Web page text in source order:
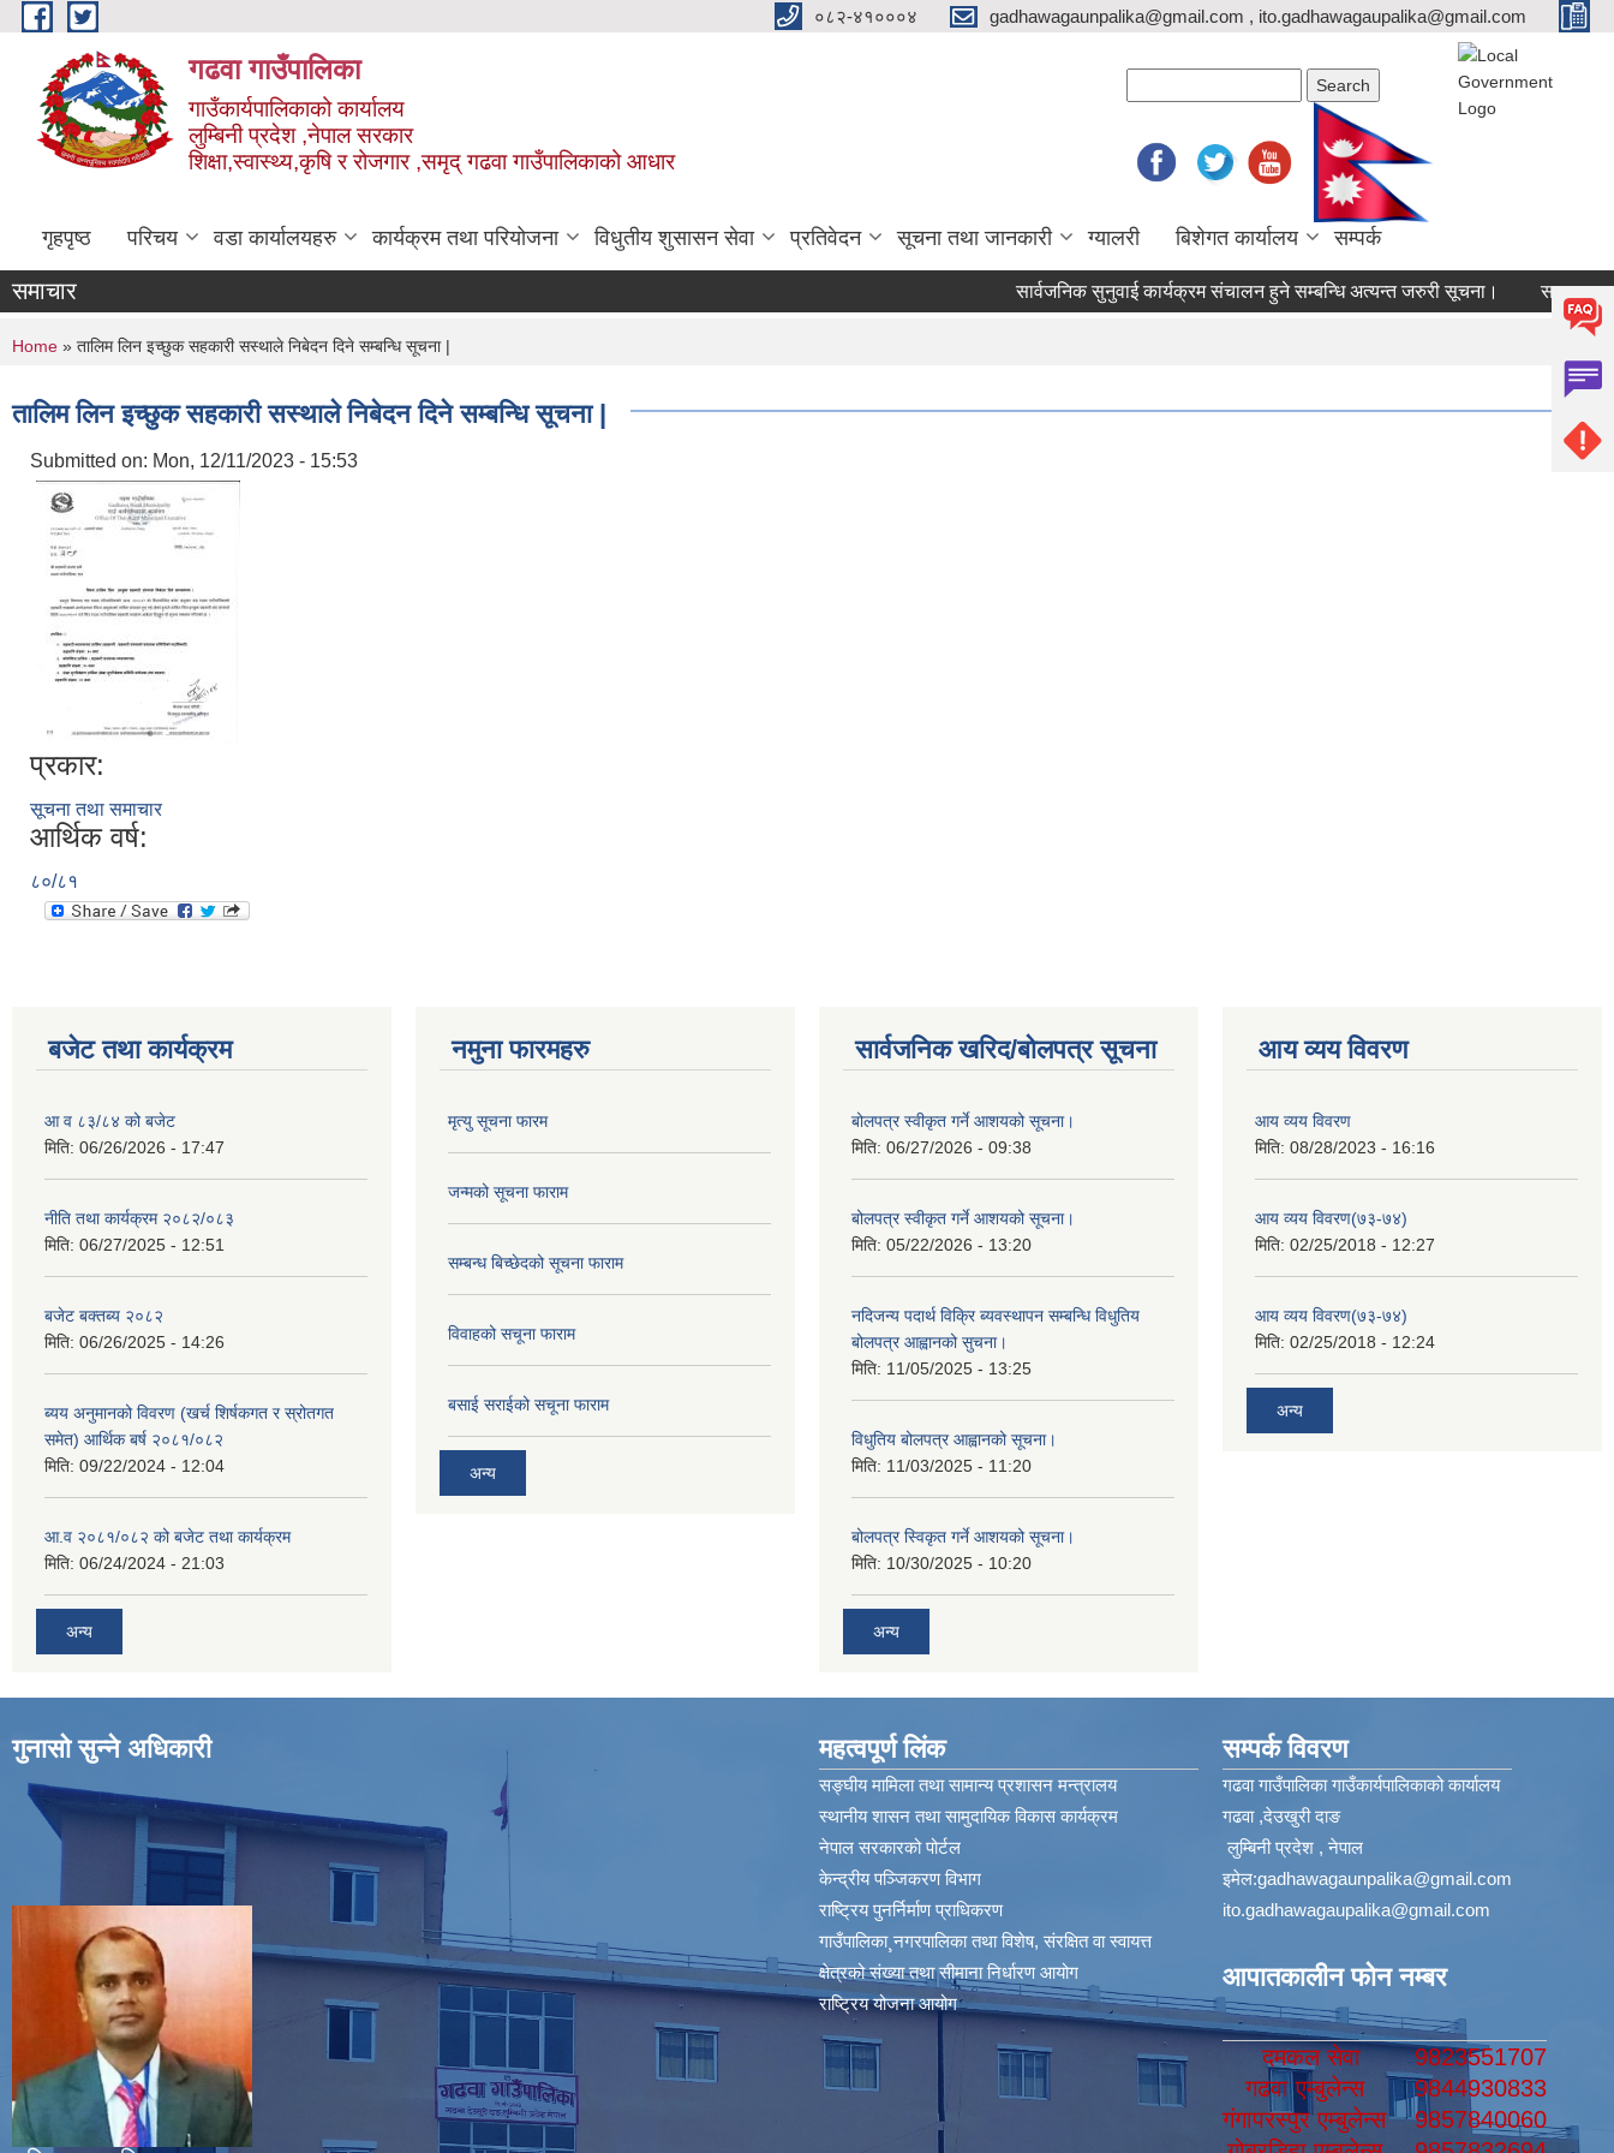
Skip to main content ०८२-४१०००४ gadhawagaunpalika@gmail.com , ito.gadhawagaupalika@gmail.com
गढवा गाउँपालिका
गाउँकार्यपालिकाको कार्यालय
लुम्बिनी प्रदेश ,नेपाल सरकार
शिक्षा,स्वास्थ्य,कृषि र रोजगार ,समृद् गढवा गाउँपालिकाको आधार
गृहपृष्ठ परिचय वडा कार्यालयहरु कार्यक्रम तथा परियोजना विधुतीय शुसासन सेवा प्रतिवेदन सूचना तथा जानकारी ग्यालरी बिशेगत कार्यालय सम्पर्क
समाचार सार्वजनिक सुनुवाई कार्यक्रम संचालन हुने सम्बन्धि अत्यन्त जरुरी सूचना। सटर भाडामा
You are here
Home » तालिम लिन इच्छुक सहकारी सस्थाले निबेदन दिने सम्बन्धि सूचना |
तालिम लिन इच्छुक सहकारी सस्थाले निबेदन दिने सम्बन्धि सूचना |
Submitted on: Mon, 12/11/2023 - 15:53
प्रकार:
सूचना तथा समाचार
आर्थिक वर्ष:
८०/८१
बजेट तथा कार्यक्रम
आ व ८३/८४ को बजेट
मिति: 06/26/2026 - 17:47
नीति तथा कार्यक्रम २०८२/०८३
मिति: 06/27/2025 - 12:51
बजेट बक्तब्य २०८२
मिति: 06/26/2025 - 14:26
ब्यय अनुमानको विवरण (खर्च शिर्षकगत र स्रोतगत
समेत) आर्थिक बर्ष २०८१/०८२
मिति: 09/22/2024 - 12:04
आ.व २०८१/०८२ को बजेट तथा कार्यक्रम
मिति: 06/24/2024 - 21:03
अन्य
नमुना फारमहरु
मृत्यु सूचना फारम
जन्मको सूचना फाराम
सम्बन्ध बिच्छेदको सूचना फाराम
विवाहको सचूना फाराम
बसाई सराईको सचूना फाराम
अन्य
सार्वजनिक खरिद/बोलपत्र सूचना
बोलपत्र स्वीकृत गर्ने आशयको सूचना।
मिति: 06/27/2026 - 09:38
बोलपत्र स्वीकृत गर्ने आशयको सूचना।
मिति: 05/22/2026 - 13:20
नदिजन्य पदार्थ विक्रि ब्यवस्थापन सम्बन्धि विधुतिय
बोलपत्र आह्वानको सुचना।
मिति: 11/05/2025 - 13:25
विधुतिय बोलपत्र आह्वानको सूचना।
मिति: 11/03/2025 - 11:20
बोलपत्र स्विकृत गर्ने आशयको सूचना।
मिति: 10/30/2025 - 10:20
अन्य
आय व्यय विवरण
आय व्यय विवरण
मिति: 08/28/2023 - 16:16
आय व्यय विवरण(७३-७४)
मिति: 02/25/2018 - 12:27
आय व्यय विवरण(७३-७४)
मिति: 02/25/2018 - 12:24
अन्य
गुनासो सुन्ने अधिकारी महत्वपूर्ण लिंक
सङ्घीय मामिला तथा सामान्य प्रशासन मन्त्रालय
स्थानीय शासन तथा सामुदायिक विकास कार्यक्रम
नेपाल सरकारको पोर्टल
केन्द्रीय पञ्जिकरण विभाग
राष्ट्रिय पुनर्निर्माण प्राधिकरण
गाउँपालिका¸नगरपालिका तथा विशेष, संरक्षित वा स्वायत्त
क्षेत्रको संख्या तथा सीमाना निर्धारण आयोग​
राष्ट्रिय योजना आयोग
सम्पर्क विवरण
गढवा गाउँपालिका गाउँकार्यपालिकाको कार्यालय
गढवा ,देउखुरी दाङ
लुम्बिनी प्रदेश , नेपाल
इमेल:gadhawagaunpalika@gmail.com
ito.gadhawagaupalika@gmail.com
आपातकालीन फोन नम्बर
दमकल सेवा
9823551707
गढवा एम्बुलेन्स
9844930833
गंगापरस्पुर एम्बुलेन्स9857840060